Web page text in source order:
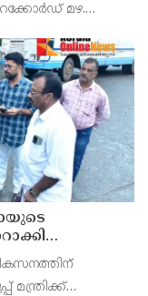
മഴ.
എൽ എ
മന്ത്രിക്ക്